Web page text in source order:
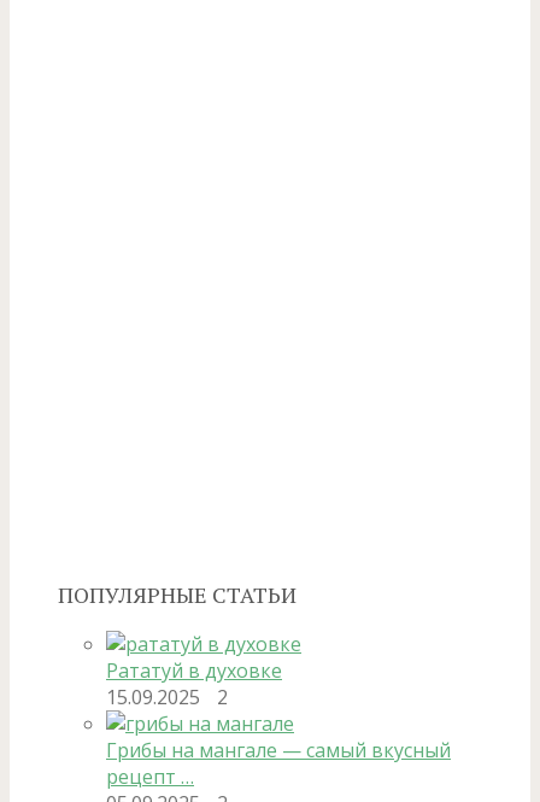
ПОПУЛЯРНЫЕ СТАТЬИ
Рататуй в духовке
15.09.2025
2
Грибы на мангале — самый вкусный
рецепт …